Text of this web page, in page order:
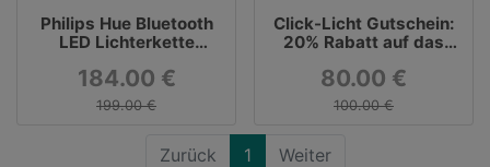
Philips Hue Bluetooth
LED Lichterkette
Color Ambiance
184.00 €
199.00 €
Click-Licht Gutschein:
20% Rabatt auf das
80.00 €
100.00 €
Zurück 1 Weiter